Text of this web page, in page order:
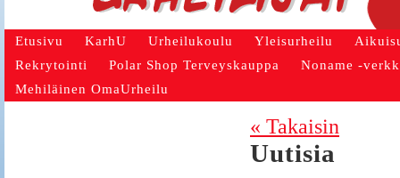
Etusivu KarhU Urheilukoulu Yleisurheilu
Rekrytointi
Polar Shop Terveyskauppa
Noname -
Mehiläinen OmaUrheilu
« Takaisin
Uutisia